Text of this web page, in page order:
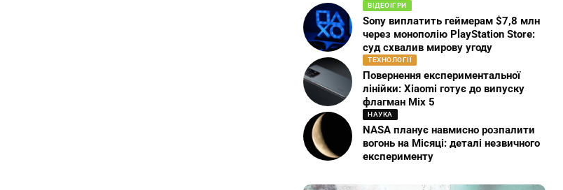
ВІДЕОІГРИ
Sony виплатить геймерам $7,8 млн
через монополію PlayStation Store:
суд схвалив мирову угоду
ТЕХНОЛОГІЇ
Повернення експериментальної
лінійки: Xiaomi готує до випуску
флагман Mix 5
НАУКА
NASA планує навмисно розпалити
вогонь на Місяці: деталі незвичного
експерименту